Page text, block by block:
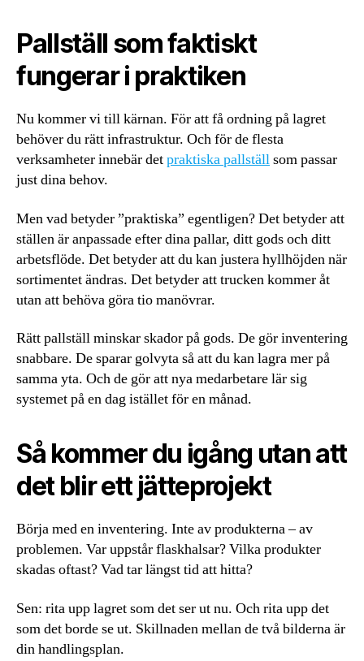
Pallställ som faktiskt
fungerar i praktiken
Nu kommer vi till kärnan. För att få ordning på lagret
behöver du rätt infrastruktur. Och för de flesta
verksamheter innebär detpraktiska pallställsom passar
just dina behov.
Men vad betyder ”praktiska” egentligen? Det betyder att
ställen är anpassade efter dina pallar, ditt gods och ditt
arbetsflöde. Det betyder att du kan justera hyllhöjden när
sortimentet ändras. Det betyder att trucken kommer åt
utan att behöva göra tio manövrar.
Rätt pallställ minskar skador på gods. De gör inventering
snabbare. De sparar golvyta så att du kan lagra mer på
samma yta. Och de gör att nya medarbetare lär sig
systemet på en dag istället för en månad.
Så kommer du igång utan att
det blir ett jätteprojekt
Börja med en inventering. Inte av produkterna – av
problemen. Var uppstår flaskhalsar? Vilka produkter
skadas oftast? Vad tar längst tid att hitta?
Sen: rita upp lagret som det ser ut nu. Och rita upp det
som det borde se ut. Skillnaden mellan de två bilderna är
din handlingsplan.